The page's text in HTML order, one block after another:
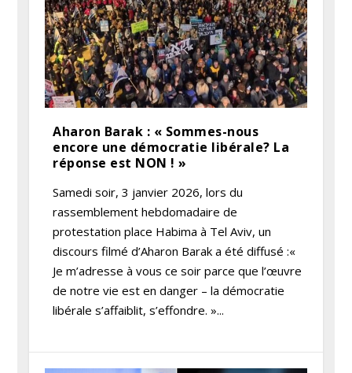
Aharon Barak : « Sommes-nous
encore une démocratie libérale? La
réponse est NON ! »
Samedi soir, 3 janvier 2026, lors du
rassemblement hebdomadaire de
protestation place Habima à Tel Aviv, un
discours filmé d’Aharon Barak a été diffusé :«
Je m’adresse à vous ce soir parce que l’œuvre
de notre vie est en danger – la démocratie
libérale s’affaiblit, s’effondre. »...